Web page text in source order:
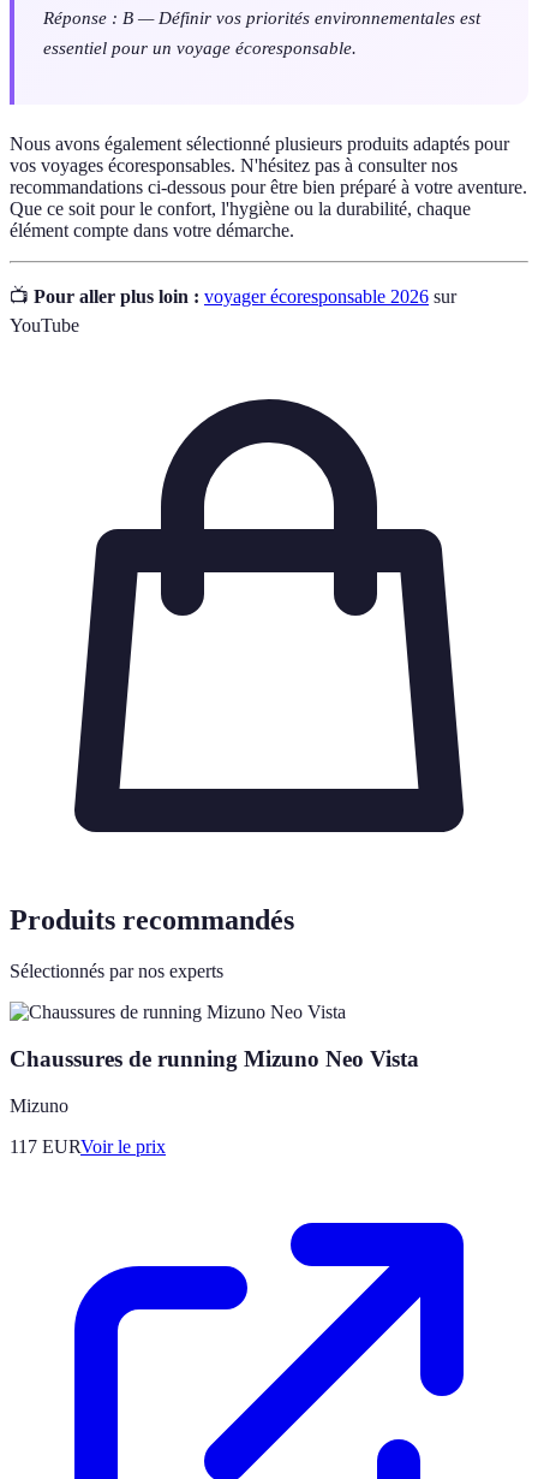
Réponse : B — Définir vos priorités environnementales est
essentiel pour un voyage écoresponsable.
Nous avons également sélectionné plusieurs produits adaptés pour
vos voyages écoresponsables. N'hésitez pas à consulter nos
recommandations ci-dessous pour être bien préparé à votre aventure.
Que ce soit pour le confort, l'hygiène ou la durabilité, chaque
élément compte dans votre démarche.
📺 Pour aller plus loin : voyager écoresponsable 2026 sur
YouTube
Produits recommandés
Sélectionnés par nos experts
Chaussures de running Mizuno Neo Vista
Mizuno
117 EURVoir le prix